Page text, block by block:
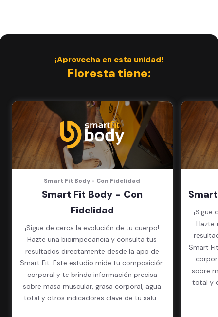
¡Aprovecha en esta unidad!
Floresta tiene:
Smart Fit Body - Con Fidelidad
Smart Fit Body - Con
Fidelidad
¡Sigue de cerca la evolución de tu cuerpo!
Hazte una bioimpedancia y consulta tus
resultados directamente desde la app de
Smart Fit. Este estudio mide tu composición
corporal y te brinda información precisa
sobre masa muscular, grasa corporal, agua
total y otros indicadores clave de tu salud
¡Sigue
Hazte
Smart
sobre
total y